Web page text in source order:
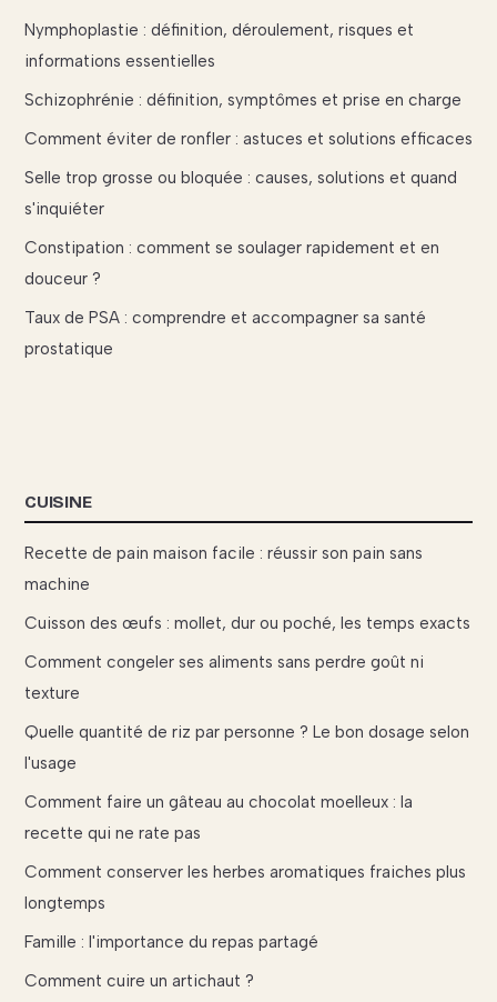
Nymphoplastie : définition, déroulement, risques et
informations essentielles
Schizophrénie : définition, symptômes et prise en charge
Comment éviter de ronfler : astuces et solutions efficaces
Selle trop grosse ou bloquée : causes, solutions et quand
s'inquiéter
Constipation : comment se soulager rapidement et en
douceur ?
Taux de PSA : comprendre et accompagner sa santé
prostatique
CUISINE
Recette de pain maison facile : réussir son pain sans
machine
Cuisson des œufs : mollet, dur ou poché, les temps exacts
Comment congeler ses aliments sans perdre goût ni
texture
Quelle quantité de riz par personne ? Le bon dosage selon
l'usage
Comment faire un gâteau au chocolat moelleux : la
recette qui ne rate pas
Comment conserver les herbes aromatiques fraiches plus
longtemps
Famille : l'importance du repas partagé
Comment cuire un artichaut ?